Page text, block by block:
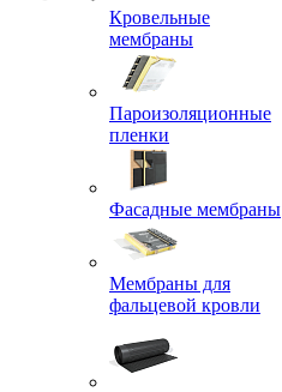
Кровельные
мембраны
Пароизоляционные
пленки
Фасадные мембраны
Мембраны для
фальцевой кровли